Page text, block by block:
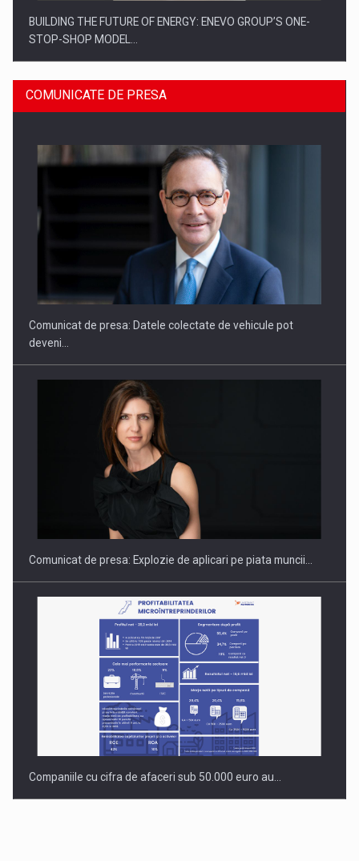
BUILDING THE FUTURE OF ENERGY: ENEVO GROUP’S ONE-
STOP-SHOP MODEL…
ROOTED IN ROMANIA, BUILT TO DELIVER TECHNOLOGY FOR
PUTTING ROMANIAN CORPORATE COMPANIES ON THE
INTERNATIONAL BUSINESS SCENE
COMUNICATE DE PRESA
Comunicat de presa: Datele colectate de vehicule pot
deveni…
Comunicat de presa: Explozie de aplicari pe piata muncii…
Companiile cu cifra de afaceri sub 50.000 euro au…